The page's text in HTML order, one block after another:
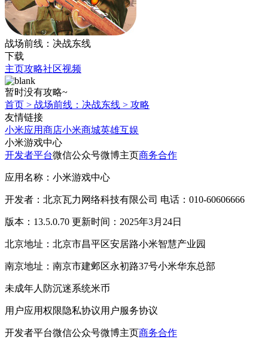
战场前线：决战东线
下载
主页攻略社区视频
暂时没有攻略~
首页 > 战场前线：决战东线 > 攻略
友情链接
小米应用商店小米商城英雄互娱
小米游戏中心
开发者平台微信公众号微博主页商务合作
应用名称：小米游戏中心
开发者：北京瓦力网络科技有限公司 电话：010-60606666
版本：13.5.0.70 更新时间：2025年3月24日
北京地址：北京市昌平区安居路小米智慧产业园
南京地址：南京市建邺区永初路37号小米华东总部
未成年人防沉迷系统米币
用户应用权限隐私协议用户服务协议
开发者平台微信公众号微博主页商务合作